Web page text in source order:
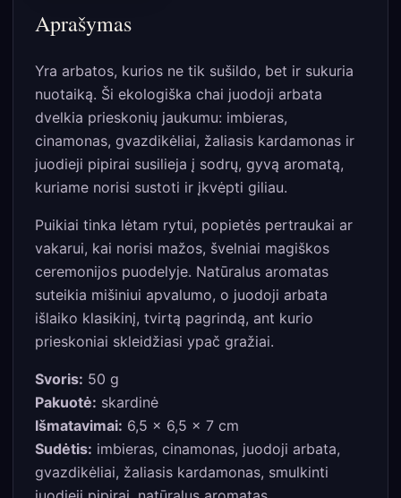
Aprašymas
Yra arbatos, kurios ne tik sušildo, bet ir sukuria
nuotaiką. Ši ekologiška chai juodoji arbata
dvelkia prieskonių jaukumu: imbieras,
cinamonas, gvazdikėliai, žaliasis kardamonas ir
juodieji pipirai susilieja į sodrų, gyvą aromatą,
kuriame norisi sustoti ir įkvėpti giliau.
Puikiai tinka lėtam rytui, popietės pertraukai ar
vakarui, kai norisi mažos, švelniai magiškos
ceremonijos puodelyje. Natūralus aromatas
suteikia mišiniui apvalumo, o juodoji arbata
išlaiko klasikinį, tvirtą pagrindą, ant kurio
prieskoniai skleidžiasi ypač gražiai.
Svoris: 50 g
Pakuotė: skardinė
Išmatavimai: 6,5 × 6,5 × 7 cm
Sudėtis: imbieras, cinamonas, juodoji arbata,
gvazdikėliai, žaliasis kardamonas, smulkinti